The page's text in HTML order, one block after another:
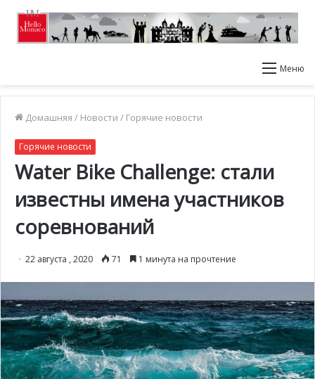
Меню
Домашняя / Новости / Горячие новости
Горячие новости
Water Bike Challenge: стали
известны имена участников
соревнований
22 августа , 2020 71 1 минута на прочтение